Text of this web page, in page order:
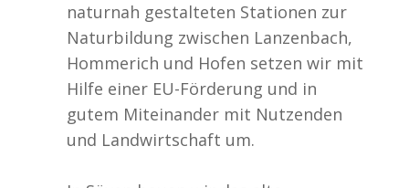
naturnah gestalteten Stationen zur
Naturbildung zwischen Lanzenbach,
Hommerich und Hofen setzen wir mit
Hilfe einer EU-Förderung und in
gutem Miteinander mit Nutzenden
und Landwirtschaft um.